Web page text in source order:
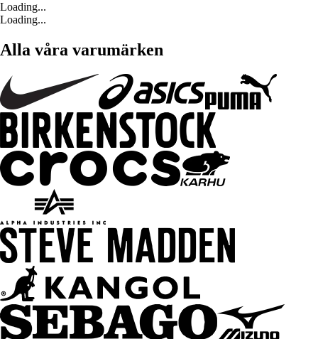
Loading...
Loading...
Alla våra varumärken